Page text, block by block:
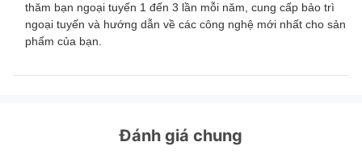
thăm bạn ngoại tuyến 1 đến 3 lần mỗi năm, cung cấp bảo trì
ngoại tuyến và hướng dẫn về các công nghệ mới nhất cho sản
phẩm của bạn.
Đánh giá chung